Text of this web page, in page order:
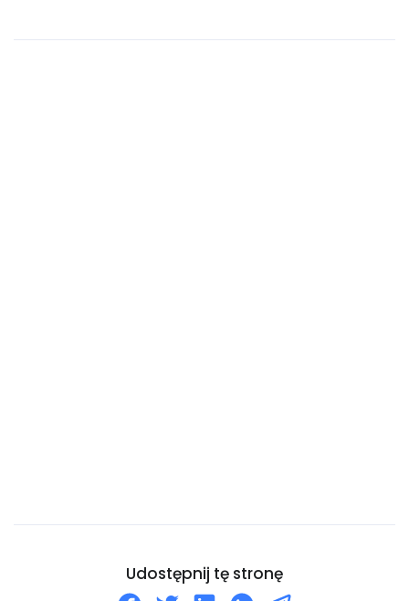
Brazylia
Udostępnij tę stronę